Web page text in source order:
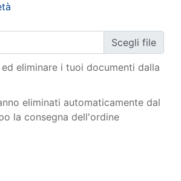
eliminare i tuoi documenti dalla
eliminati automaticamente dal
la consegna dell'ordine